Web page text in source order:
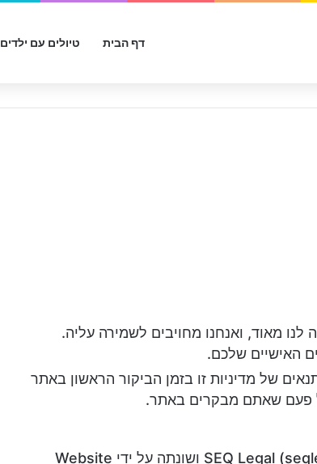
דף הבית טיולים עם ילדים
מאוד, ואנחנו מחויבים לשמירה עליה.
האישיים שלכם.
של מדיניות זו בזמן הביקור הראשון באתר
פעם שאתם מבקרים באתר.
המסמך הזה נוצר בעזרת תבנית של SEQ Legal (seqlegal.com) ושונתה על ידי Website